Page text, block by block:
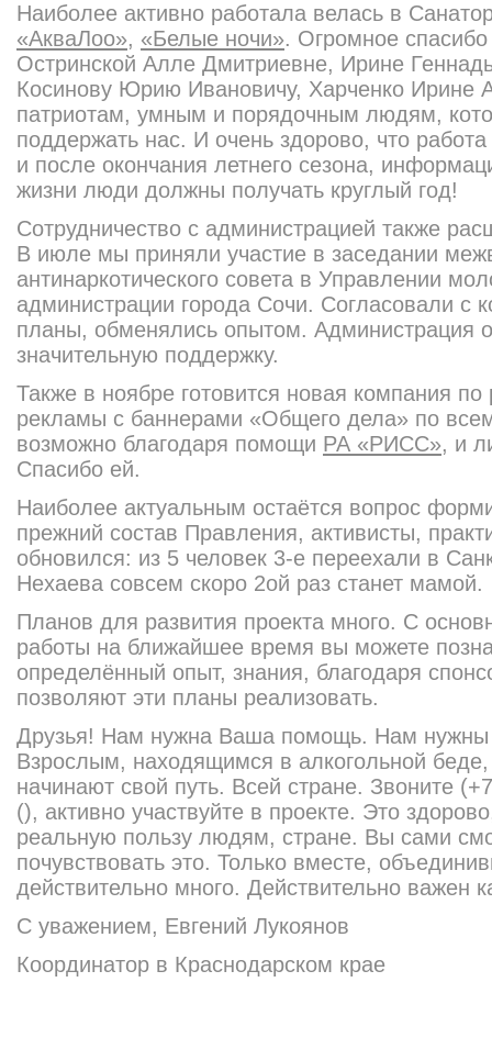
Наиболее активно работала велась в
«АкваЛоо», «Белые ночи». Огромное
Остринской Алле Дмитриевне, Ирине
Косинову Юрию Ивановичу, Харченко Ирине
патриотам, умным и порядочным людям,
поддержать нас. И очень здорово, что
и после окончания летнего сезона,
жизни люди должны получать круглый год!
Сотрудничество с администрацией также
В июле мы приняли участие в заседании
антинаркотического совета в Управлении
администрации города Сочи. Согласовали с
планы, обменялись опытом. Администрация
значительную поддержку.
Также в ноябре готовится новая компания
рекламы с баннерами «Общего дела» по
возможно благодаря помощи РА «РИСС», и
Спасибо ей.
Наиболее актуальным остаётся вопрос
прежний состав Правления, активисты,
обновился: из 5 человек 3-е переехали в
Нехаева совсем скоро 2ой раз станет мамой.
Планов для развития проекта много. С
работы на ближайшее время вы можете
определённый опыт, знания, благодаря
позволяют эти планы реализовать.
Друзья! Нам нужна Ваша помощь. Нам
Взрослым, находящимся в алкогольной
начинают свой путь. Всей стране. Звоните
(), активно участвуйте в проекте. Это
реальную пользу людям, стране. Вы сами
почувствовать это. Только вместе,
действительно много. Действительно важен
С уважением, Евгений Лукоянов
Координатор в Краснодарском крае